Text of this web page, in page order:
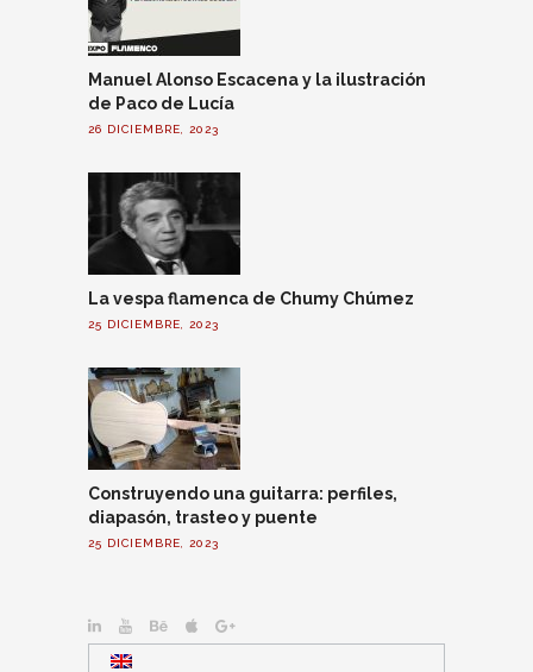
Manuel Alonso Escacena y la ilustración
de Paco de Lucía
26 DICIEMBRE, 2023
La vespa flamenca de Chumy Chúmez
25 DICIEMBRE, 2023
Construyendo una guitarra: perfiles,
diapasón, trasteo y puente
25 DICIEMBRE, 2023